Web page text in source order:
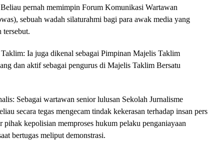
pernah memimpin Forum Komunikasi Wartawan
sebuah wadah silaturahmi bagi para awak media yang
tersebut.
Ia juga dikenal sebagai Pimpinan Majelis Taklim
dan aktif sebagai pengurus di Majelis Taklim Bersatu
Sebagai wartawan senior lulusan Sekolah Jurnalisme
secara tegas mengecam tindak kekerasan terhadap insan pers
pihak kepolisian memproses hukum pelaku penganiayaan
bertugas meliput demonstrasi.